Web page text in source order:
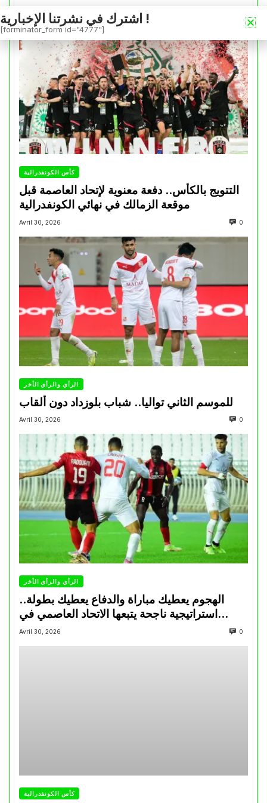
كأس الكونفدرالية
التتويج بالكأس.. دفعة معنوية لإتحاد العاصمة قبل
موقعة الزمالك في نهائي الكونفدرالية
Avril 30, 2026 0
الرأي والرأي الأخر
للموسم الثاني تواليا.. شباب بلوزداد دون ألقاب
Avril 30, 2026 0
الرأي والرأي الأخر
الهجوم يعطيك مباراة والدفاع يعطيك بطولة..
استراتيجية ناجحة يتبعها الاتحاد العاصمي في
تتويجاته آخر السنوات
Avril 30, 2026 0
كأس الكونفدرالية
اشترك في نشرتنا الإخبارية !
[forminator_form id="4777"]